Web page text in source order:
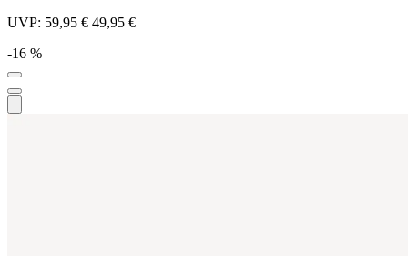
UVP: 59,95 € 49,95 €
-16 %